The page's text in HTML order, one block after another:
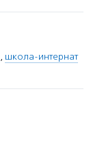
, школа-интернат